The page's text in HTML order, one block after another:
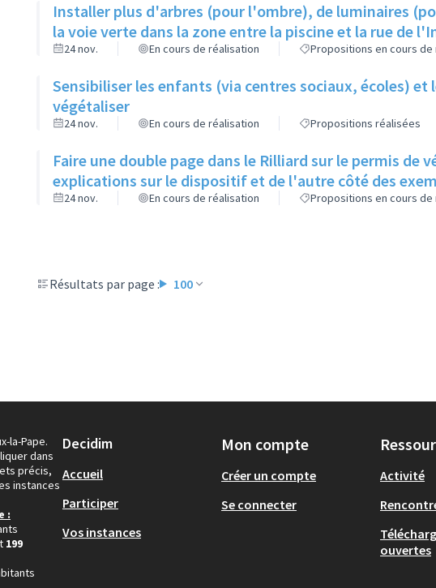
Installer plus d'arbres (pour l'ombre), de luminaires
la voie verte dans la zone entre la piscine et la rue de
24 nov. En cours de réalisation Propositions en cours de
Sensibiliser les enfants (via centres sociaux, écoles) et
végétaliser
24 nov. En cours de réalisation Propositions réalisées
Faire une double page dans le Rilliard sur le permis de
explications sur le dispositif et de l'autre côté des
24 nov. En cours de réalisation Propositions en cours de
Résultats par page : 100
la-Pape.
dans
précis,
instances
:
199
Decidim
Accueil
Participer
Vos instances
Mon compte
Créer un compte
Se connecter
Activité
ouvertes